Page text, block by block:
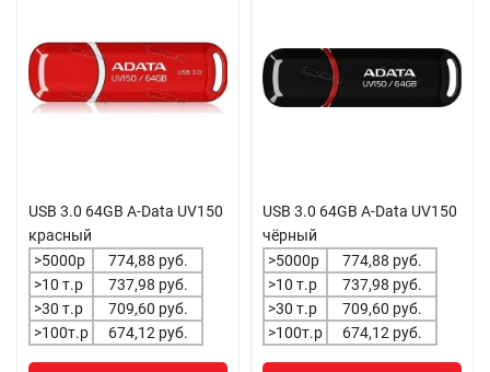
USB 3.0 64GB A-Data UV150
красный
>5000р
774,88 руб.
>10 т.р
737,98 руб.
>30 т.р
709,60 руб.
>100т.р
674,12 руб.
USB 3.0 64GB A-Data UV150
чёрный
>5000р
774,88 руб.
>10 т.р
737,98 руб.
>30 т.р
709,60 руб.
>100т.р
674,12 руб.